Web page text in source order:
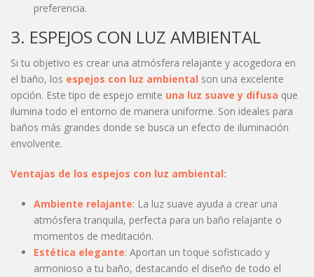
preferencia.
3. ESPEJOS CON LUZ AMBIENTAL
Si tu objetivo es crear una atmósfera relajante y acogedora en
el baño, los espejos con luz ambiental son una excelente
opción. Este tipo de espejo emite una luz suave y difusa que
ilumina todo el entorno de manera uniforme. Son ideales para
baños más grandes donde se busca un efecto de iluminación
envolvente.
Ventajas de los espejos con luz ambiental:
Ambiente relajante: La luz suave ayuda a crear una
atmósfera tranquila, perfecta para un baño relajante o
momentos de meditación.
Estética elegante: Aportan un toque sofisticado y
armonioso a tu baño, destacando el diseño de todo el